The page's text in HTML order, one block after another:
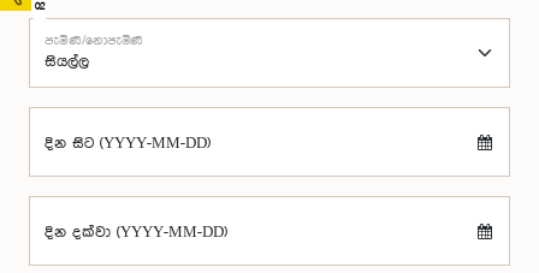
02
පැමිණි/නොපැමිණි
දින සිට (YYYY-MM-DD)
දින දක්වා (YYYY-MM-DD)